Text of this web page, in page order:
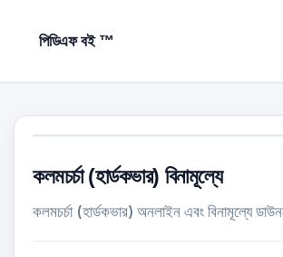
পিডিএফ বই ™
কলমচর্চা (হার্ডকভার) বিনামূল্যে
কলমচর্চা (হার্ডকভার) অনলাইন এবং বিনামূল্যে